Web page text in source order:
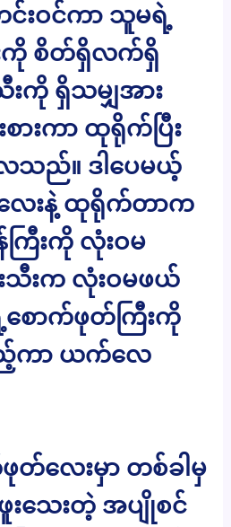
းဝင်ကာ သူမရဲ့
ကို စိတ်ရှိလက်ရှိ
ကို ရှိသမျှအား
ားကာ ထုရိုက်ပြီး
သည်။ ဒါပေမယ့်
ေးနဲ့ ထုရိုက်တာက
ြီးကို လုံးဝမ
သီးက လုံးဝမဖယ်
စောက်ဖုတ်ကြီးကို
ကာ ယက်လေ
တ်လေးမှာ တစ်ခါမှ
းသေးတဲ့ အပျိုစင်